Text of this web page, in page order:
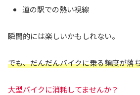
道の駅での熱い視線
瞬間的には楽しいかもしれない。
でも、だんだんバイクに乗る頻度が落
大型バイクに消耗してませんか？